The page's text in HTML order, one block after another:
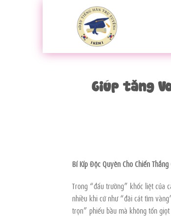
Giúp tăng
Bí Kíp Độc Quyền Cho Chiến
Trong “đấu trường” khốc liệt của
nhiều khi cứ như “đãi cát tìm
trọn” phiếu bầu mà không tốn